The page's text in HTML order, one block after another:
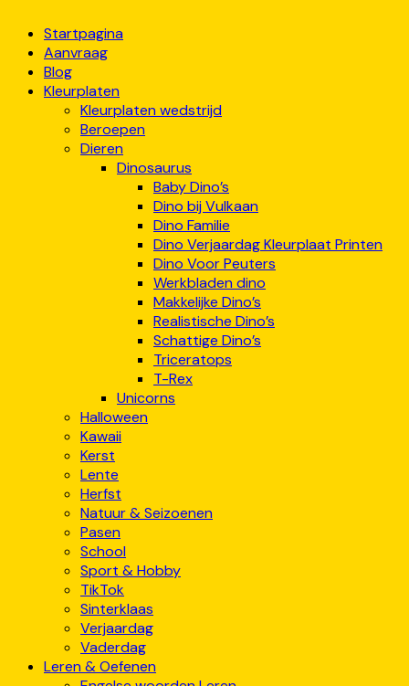
Startpagina
Aanvraag
Blog
Kleurplaten
Kleurplaten wedstrijd
Beroepen
Dieren
Dinosaurus
Baby Dino’s
Dino bij Vulkaan
Dino Familie
Dino Verjaardag Kleurplaat Printen
Dino Voor Peuters
Werkbladen dino
Makkelijke Dino’s
Realistische Dino’s
Schattige Dino’s
Triceratops
T-Rex
Unicorns
Halloween
Kawaii
Kerst
Lente
Herfst
Natuur & Seizoenen
Pasen
School
Sport & Hobby
TikTok
Sinterklaas
Verjaardag
Vaderdag
Leren & Oefenen